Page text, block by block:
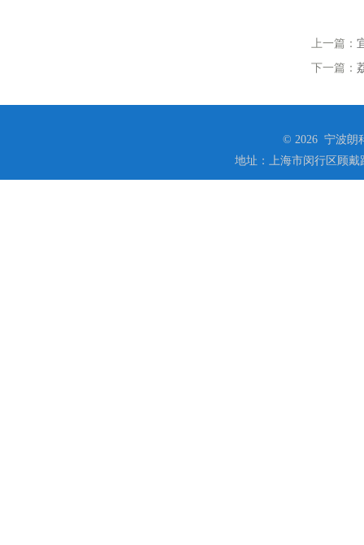
上一篇：
下一篇：
© 2026 宁波朗
地址：上海市闵行区顾